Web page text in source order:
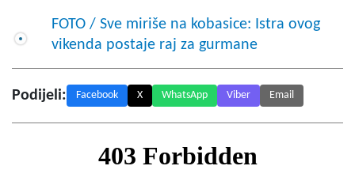
FOTO / Sve miriše na kobasice: Istra ovog
vikenda postaje raj za gurmane
Podijeli: Facebook X WhatsApp Viber Email